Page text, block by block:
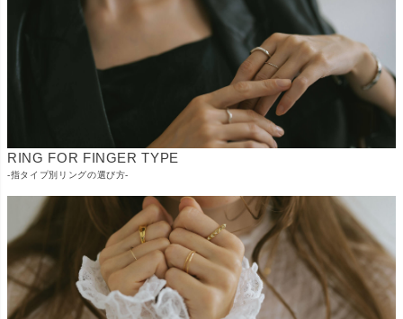
RING FOR FINGER TYPE
-指タイプ別リングの選び方-